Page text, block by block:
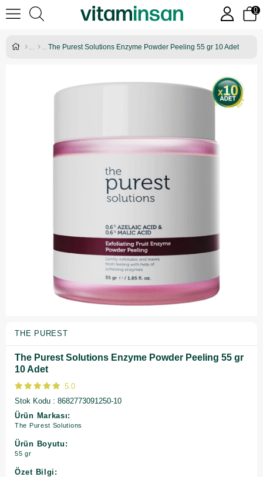
0
The Purest Solutions Enzyme Powder Peeling 55 gr 10 Adet
THE PUREST
The Purest Solutions Enzyme Powder Peeling 55 gr
10 Adet
5.0
Stok Kodu
8682773091250-10
Ürün Markası:
The Purest Solutions
Ürün Boyutu:
55 gr
Özet Bilgi: